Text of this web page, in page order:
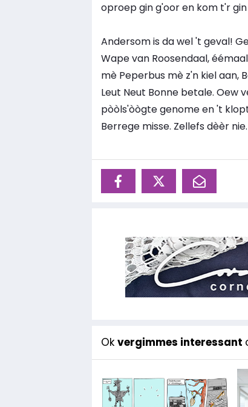
oproep gin g'oor en kom t'r
Andersom is da wel 't geval!
Wape van Roosendaal,
mè Peperbus mè z'n kiel aan,
Leut Neut Bonne betale. Oew
pòòls'òògte genome en 't
Berrege misse. Zellefs dèèr nie.
Ok vergimmes interessant